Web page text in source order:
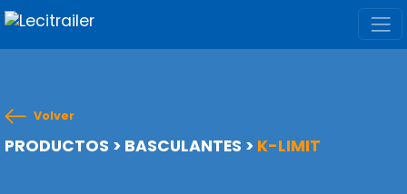
Volver
PRODUCTOS > BASCULANTES > K-LIMIT